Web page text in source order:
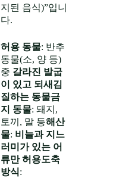
지된 음식)”입니
다.
허용 동물: 반추
동물(소, 양 등)
중 갈라진 발굽
이 있고 되새김
질하는 동물금
지 동물: 돼지,
토끼, 말 등해산
물: 비늘과 지느
러미가 있는 어
류만 허용도축
방식: